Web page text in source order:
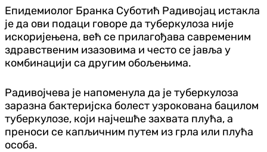
Епидемиолог Бранка Суботић Радивојац истакла
је да ови подаци говоре да туберкулоза није
искоријењена, већ се прилагођава савременим
здравственим изазовима и често се јавља у
комбинацији са другим обољењима.
Радивојчева је напоменула да је туберкулоза
заразна бактеријска болест узрокована бацилом
туберкулозе, који најчешће захвата плућа, а
преноси се капљичним путем из грла или плућа
особа.